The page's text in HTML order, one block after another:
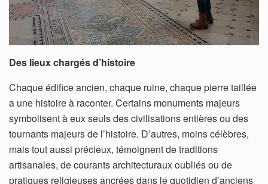
Des lieux chargés d’histoire
Chaque édifice ancien, chaque ruine, chaque pierre taillée
a une histoire à raconter. Certains monuments majeurs
symbolisent à eux seuls des civilisations entières ou des
tournants majeurs de l’histoire. D’autres, moins célèbres,
mais tout aussi précieux, témoignent de traditions
artisanales, de courants architecturaux oubliés ou de
pratiques religieuses ancrées dans le quotidien d’anciens